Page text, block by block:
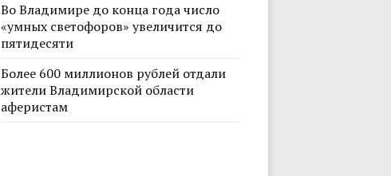
Во Владимире до конца года число
«умных светофоров» увеличится до
пятидесяти
Более 600 миллионов рублей отдали
жители Владимирской области
аферистам